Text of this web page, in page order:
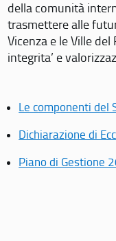
della comunità
trasmettere alle
Vicenza e le Ville
integrita’ e
Le componenti del
Dichiarazione di
Piano di Gestione